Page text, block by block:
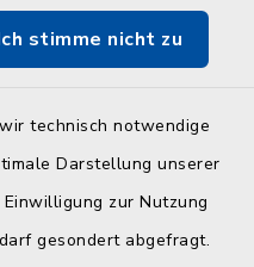
stimme nicht zu
technisch notwendige
Darstellung unserer
zur Nutzung
gesondert abgefragt.